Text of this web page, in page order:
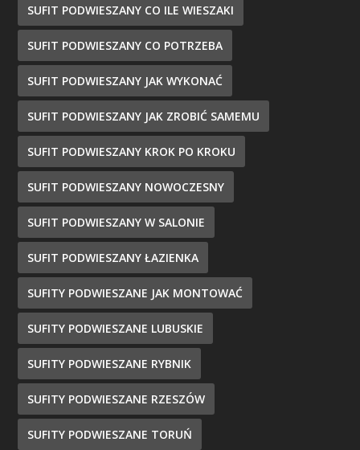
SUFIT PODWIESZANY CO ILE WIESZAKI
SUFIT PODWIESZANY CO POTRZEBA
SUFIT PODWIESZANY JAK WYKONAĆ
SUFIT PODWIESZANY JAK ZROBIĆ SAMEMU
SUFIT PODWIESZANY KROK PO KROKU
SUFIT PODWIESZANY NOWOCZESNY
SUFIT PODWIESZANY W SALONIE
SUFIT PODWIESZANY ŁAZIENKA
SUFITY PODWIESZANE JAK MONTOWAĆ
SUFITY PODWIESZANE LUBUSKIE
SUFITY PODWIESZANE RYBNIK
SUFITY PODWIESZANE RZESZÓW
SUFITY PODWIESZANE TORUŃ